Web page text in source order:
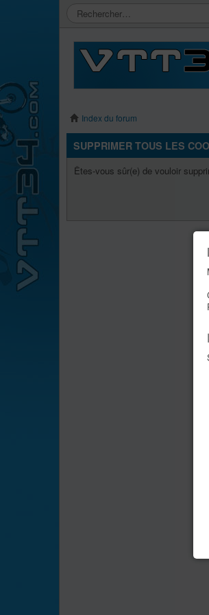
Index du forum
SUPPRIMER TOUS LES
Êtes-vous sûr(e) de vouloir